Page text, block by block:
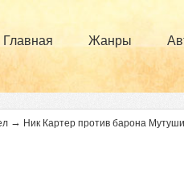
Главная Жанры
→ Ник Картер против барона